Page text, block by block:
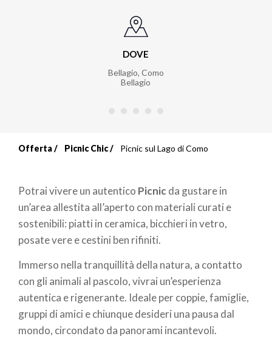
DOVE
Bellagio, Como
Bellagio
di
pane
Offerta Picnic Chic Picnic sul Lago di Como
Potrai vivere un autentico Picnic da gustare in
un’area allestita all’aperto con materiali curati e
sostenibili: piatti in ceramica, bicchieri in vetro,
posate vere e cestini ben rifiniti.
Immerso nella tranquillità della natura, a contatto
con gli animali al pascolo, vivrai un’esperienza
autentica e rigenerante. Ideale per coppie, famiglie,
gruppi di amici e chiunque desideri una pausa dal
mondo, circondato da panorami incantevoli.